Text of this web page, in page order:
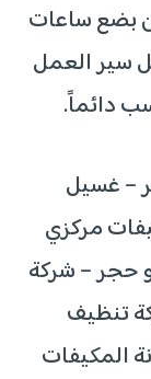
بضع ساعات
سير العمل
دائماً.
– غسيل
مركزي
حجر – شركة
تنظيف
المكيفات